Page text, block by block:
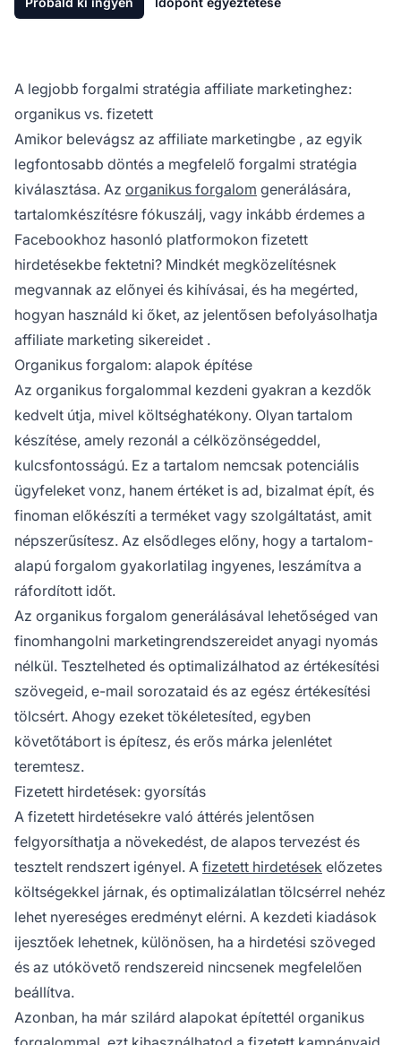
A legjobb forgalmi stratégia affiliate marketinghez:
organikus vs. fizetett
Amikor belevágsz az affiliate marketingbe , az egyik
legfontosabb döntés a megfelelő forgalmi stratégia
kiválasztása. Az organikus forgalom generálására,
tartalomkészítésre fókuszálj, vagy inkább érdemes a
Facebookhoz hasonló platformokon fizetett
hirdetésekbe fektetni? Mindkét megközelítésnek
megvannak az előnyei és kihívásai, és ha megérted,
hogyan használd ki őket, az jelentősen befolyásolhatja
affiliate marketing sikereidet .
Organikus forgalom: alapok építése
Az organikus forgalommal kezdeni gyakran a kezdők
kedvelt útja, mivel költséghatékony. Olyan tartalom
készítése, amely rezonál a célközönségeddel,
kulcsfontosságú. Ez a tartalom nemcsak potenciális
ügyfeleket vonz, hanem értéket is ad, bizalmat épít, és
finoman előkészíti a terméket vagy szolgáltatást, amit
népszerűsítesz. Az elsődleges előny, hogy a tartalom-
alapú forgalom gyakorlatilag ingyenes, leszámítva a
ráfordított időt.
Az organikus forgalom generálásával lehetőséged van
finomhangolni marketingrendszereidet anyagi nyomás
nélkül. Tesztelheted és optimalizálhatod az értékesítési
szövegeid, e-mail sorozataid és az egész értékesítési
tölcsért. Ahogy ezeket tökéletesíted, egyben
követőtábort is építesz, és erős márka jelenlétet
teremtesz.
Fizetett hirdetések: gyorsítás
A fizetett hirdetésekre való áttérés jelentősen
felgyorsíthatja a növekedést, de alapos tervezést és
tesztelt rendszert igényel. A fizetett hirdetések előzetes
költségekkel járnak, és optimalizálatlan tölcsérrel nehéz
lehet nyereséges eredményt elérni. A kezdeti kiadások
ijesztőek lehetnek, különösen, ha a hirdetési szöveged
és az utókövető rendszereid nincsenek megfelelően
beállítva.
Azonban, ha már szilárd alapokat építettél organikus